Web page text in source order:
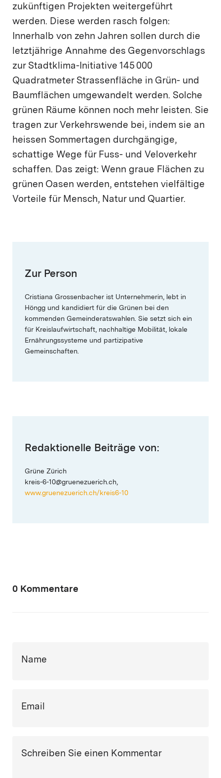
zukünftigen Projekten weitergeführt
werden. Diese werden rasch folgen:
Innerhalb von zehn Jahren sollen durch die
letztjährige Annahme des Gegenvorschlags
zur Stadtklima-Initiative 145 000
Quadratmeter Strassenfläche in Grün- und
Baumflächen umgewandelt werden. Solche
grünen Räume können noch mehr leisten. Sie
tragen zur Verkehrswende bei, indem sie an
heissen Sommertagen durchgängige,
schattige Wege für Fuss- und Veloverkehr
schaffen. Das zeigt: Wenn graue Flächen zu
grünen Oasen werden, entstehen vielfältige
Vorteile für Mensch, Natur und Quartier.
Zur Person
Cristiana Grossenbacher ist Unternehmerin, lebt in
Höngg und kandidiert für die Grünen bei den
kommenden Gemeinderatswahlen. Sie setzt sich ein
für Kreislaufwirtschaft, nachhaltige Mobilität, lokale
Ernährungssysteme und partizipative
Gemeinschaften.
Redaktionelle Beiträge von:
Grüne Zürich
kreis-6-10@gruenezuerich.ch,
www.gruenezuerich.ch/kreis6-10
0 Kommentare
Name
Email
Schreiben Sie einen Kommentar